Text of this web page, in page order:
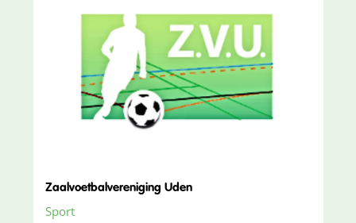
Zaalvoetbalvereniging Uden
Sport